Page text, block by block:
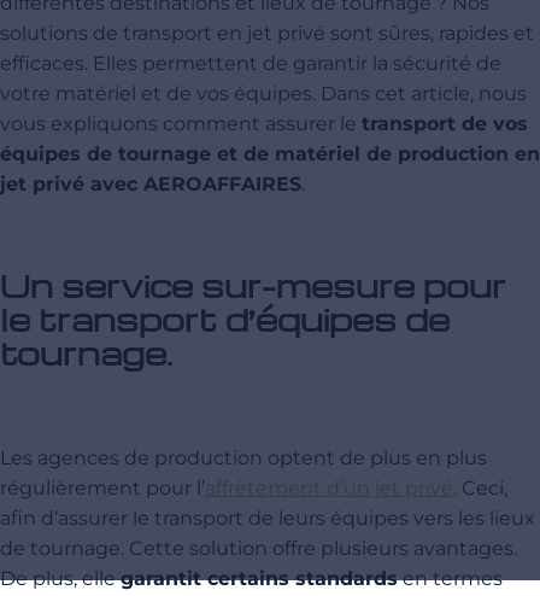
solutions de transport en jet privé sont sûres, rapides et
efficaces. Elles permettent de garantir la sécurité de
votre matériel et de vos équipes. Dans cet article, nous
vous expliquons comment assurer le transport de vos
équipes de tournage et de matériel de production en
jet privé avec AEROAFFAIRES.
Un service sur-mesure pour
le transport d’équipes de
tournage.
Les agences de production optent de plus en plus
régulièrement pour l’affrètement d’un jet privé. Ceci,
afin d’assurer le transport de leurs équipes vers les lieux
de tournage. Cette solution offre plusieurs avantages.
De plus, ellegarantit certains standardsen termes